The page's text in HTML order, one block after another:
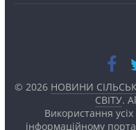
© 2026 НОВИНИ
СВІТУ.
Використання
інформаційному